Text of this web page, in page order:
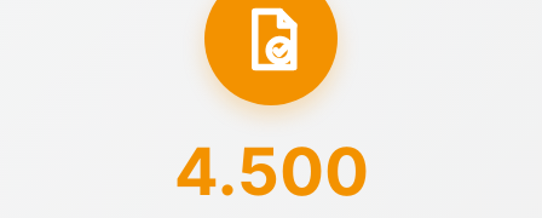
4.500